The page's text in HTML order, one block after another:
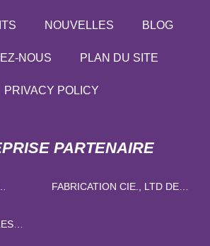
NOUVELLES BLOG
NOUS PLAN DU SITE
PRIVACY POLICY
PARTENAIRE
FABRICATION CIE., LTD DE